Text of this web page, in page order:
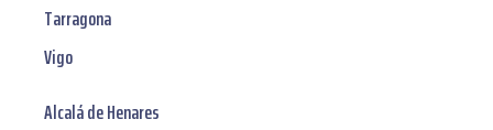
Tarragona
Vigo
Alcalá de Henares